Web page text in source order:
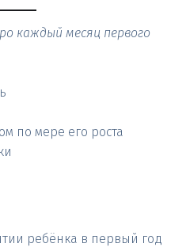
каждый месяц первого
по мере его роста
ребёнка в первый год